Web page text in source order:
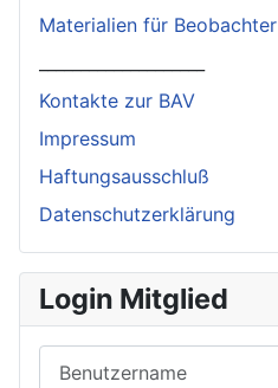
Materialien für Beobachter
Kontakte zur BAV
Impressum
Haftungsausschluß
Datenschutzerklärung
Login Mitglied